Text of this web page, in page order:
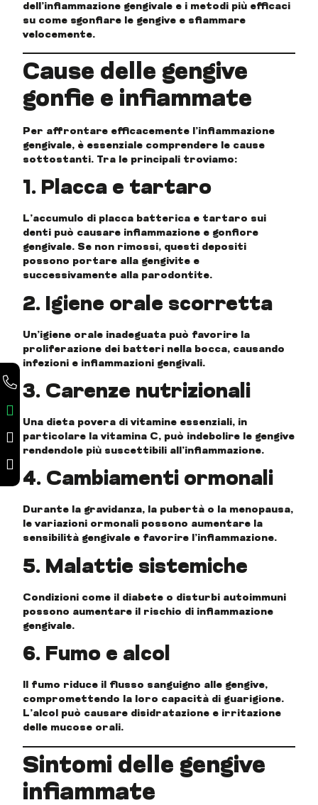
dell’infiammazione gengivale e i metodi più efficaci
su come sgonfiare le gengive e sfiammare
velocemente.
Cause delle gengive
gonfie e infiammate
Per affrontare efficacemente l’infiammazione
gengivale, è essenziale comprendere le cause
sottostanti. Tra le principali troviamo:
1. Placca e tartaro
L’accumulo di placca batterica e tartaro sui
denti può causare infiammazione e gonfiore
gengivale. Se non rimossi, questi depositi
possono portare alla gengivite e
successivamente alla parodontite.
2. Igiene orale scorretta
Un’igiene orale inadeguata può favorire la
proliferazione dei batteri nella bocca, causando
infezioni e infiammazioni gengivali.
3. Carenze nutrizionali
Una dieta povera di vitamine essenziali, in
particolare la vitamina C, può indebolire le gengive
rendendole più suscettibili all’infiammazione.
4. Cambiamenti ormonali
Durante la gravidanza, la pubertà o la menopausa,
le variazioni ormonali possono aumentare la
sensibilità gengivale e favorire l’infiammazione.
5. Malattie sistemiche
Condizioni come il diabete o disturbi autoimmuni
possono aumentare il rischio di infiammazione
gengivale.
6. Fumo e alcol
Il fumo riduce il flusso sanguigno alle gengive,
compromettendo la loro capacità di guarigione.
L’alcol può causare disidratazione e irritazione
delle mucose orali.
Sintomi delle gengive
infiammate